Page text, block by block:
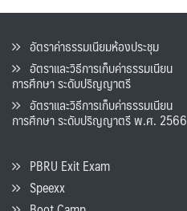
อัตราค่าธรรมเนียมห้องประชุม
อัตราและวิธีการเก็บค่าธรรมเนียน
การศึกษา ระดับปริญญาตรี
อัตราและวิธีการเก็บค่าธรรมเนียน
การศึกษา ระดับปริญญาตรี พ.ศ. 2566
PBRU Exit Exam
Speexx